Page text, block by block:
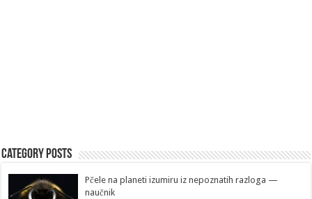
Category Posts
Pčele na planeti izumiru iz nepoznatih razloga —
naučnik